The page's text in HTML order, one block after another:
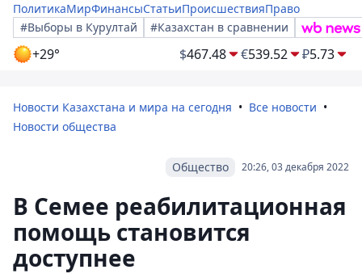
ПолитикаМирФинансыСтатьиПроисшествияПраво
#Выборы в Курултай
#Казахстан в сравнении
+29° $467.48 €539.52 ₽5.73
Новости Казахстана и мира на сегодня
Все новости
Новости общества
20:26, 03 декабря 2022
Общество
В Семее реабилитационная
помощь становится
доступнее